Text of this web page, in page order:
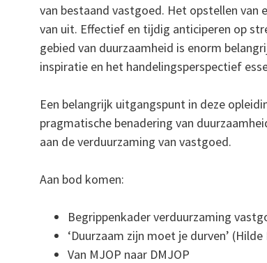
van bestaand vastgoed. Het opstellen van
van uit. Effectief en tijdig anticiperen op
gebied van duurzaamheid is enorm
inspiratie en het handelingsperspectief
Een belangrijk uitgangspunt in deze
pragmatische benadering van
aan de verduurzaming van vastgoed.
Aan bod komen:
Begrippenkader verduurzaming
‘Duurzaam zijn moet je durven’
Van MJOP naar DMJOP